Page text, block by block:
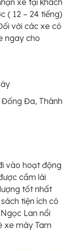
( 12 – 24 tiếng)
với các xe có
ngay cho
Đa, Thành
vào hoạt động
cầm lái
tốt nhất
tiện ích có
Lan nổi
xe máy Tam